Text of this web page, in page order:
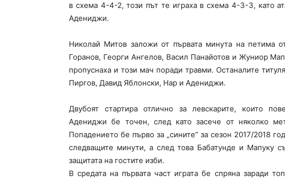
в схема 4-4-2, този път те играха в схема 4-3-3, като
Адениджи.
Николай Митов заложи от първата минута на петима
Горанов, Георги Ангелов, Васил Панайотов и Жуниор
пропуснаха и този мач поради травми. Останалите
Пиргов, Давид Яблонски, Нар и Адениджи.
Двубоят стартира отлично за левскарите, които
Адениджи бе точен, след като засече от няколко
Попадението бе първо за „сините“ за сезон 2017/2018
следващите минути, а след това Бабатунде и Мапуку
защитата на гостите изби.
В средата на първата част играта бе спряна заради